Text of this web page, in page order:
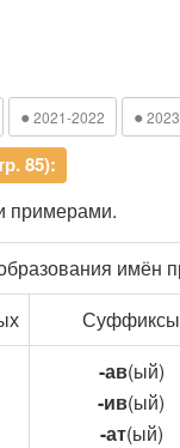
● 2021-2022 ●
85):
примерами.
имён
Суффиксы
-ав(ый)
-ив(ый)
-ат(ый)